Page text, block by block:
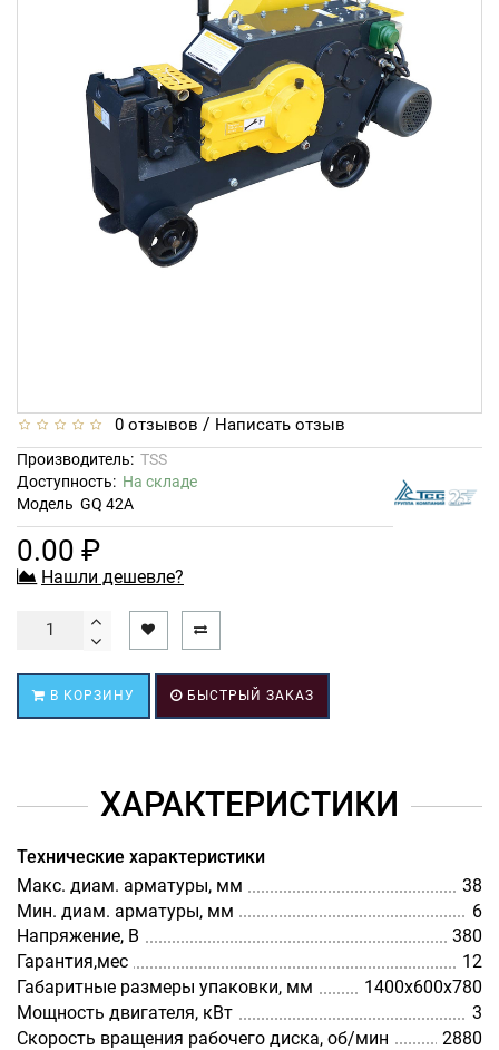
0 отзывов / Написать отзыв
Производитель: TSS
Доступность: На складе
Модель GQ 42A
0.00 ₽
Нашли дешевле?
В КОРЗИНУ БЫСТРЫЙ ЗАКАЗ
ХАРАКТЕРИСТИКИ
Технические характеристики
Макс. диам. арматуры, мм
38
Мин. диам. арматуры, мм
6
Напряжение, В
380
Гарантия,мес
12
Габаритные размеры упаковки, мм
1400х600х780
Мощность двигателя, кВт
3
Скорость вращения рабочего диска, об/мин
2880